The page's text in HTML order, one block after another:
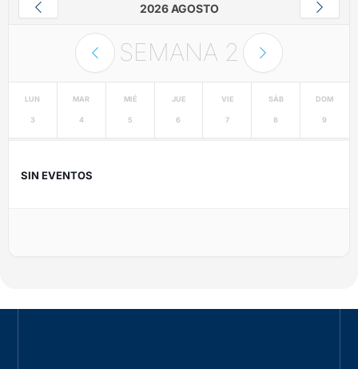
2026 AGOSTO
SEMANA 2
LUN
3
MAR
4
MIÉ
5
JUE
6
VIE
7
SÁB
8
DOM
9
SIN EVENTOS